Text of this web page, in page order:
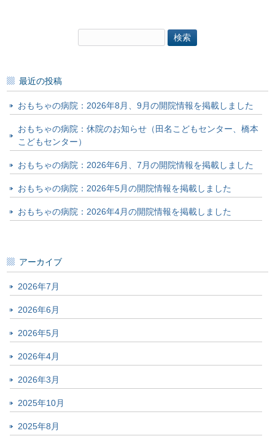
索:
最近の投稿
おもちゃの病院：2026年8月、9月の開院情報を掲載しました
おもちゃの病院：休院のお知らせ（田名こどもセンター、橋本
こどもセンター）
おもちゃの病院：2026年6月、7月の開院情報を掲載しました
おもちゃの病院：2026年5月の開院情報を掲載しました
おもちゃの病院：2026年4月の開院情報を掲載しました
アーカイブ
2026年7月
2026年6月
2026年5月
2026年4月
2026年3月
2025年10月
2025年8月